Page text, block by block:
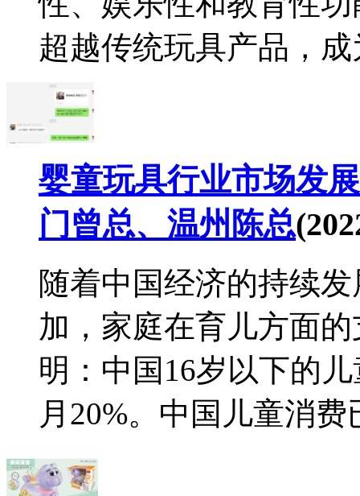
超越传统玩具产品，
婴童玩具行业市场发
门曾总、温州陈总
随着中国经济的持续
加，家庭在育儿方面
明：中国16岁以下的
月20%。中国儿童消